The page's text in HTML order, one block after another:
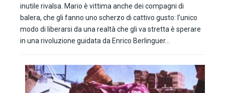
inutile rivalsa. Mario è vittima anche dei compagni di
balera, che gli fanno uno scherzo di cattivo gusto: l’unico
modo di liberarsi da una realtà che gli va stretta è sperare
in una rivoluzione guidata da Enrico Berlinguer…